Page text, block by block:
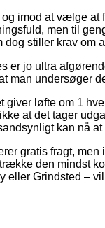
imod at vælge
men til
dog stiller krav om
er jo ultra
man undersøger
giver løfte om 1
at det tager
kan nå
gratis fragt,
den mindst
eller Grindsted –